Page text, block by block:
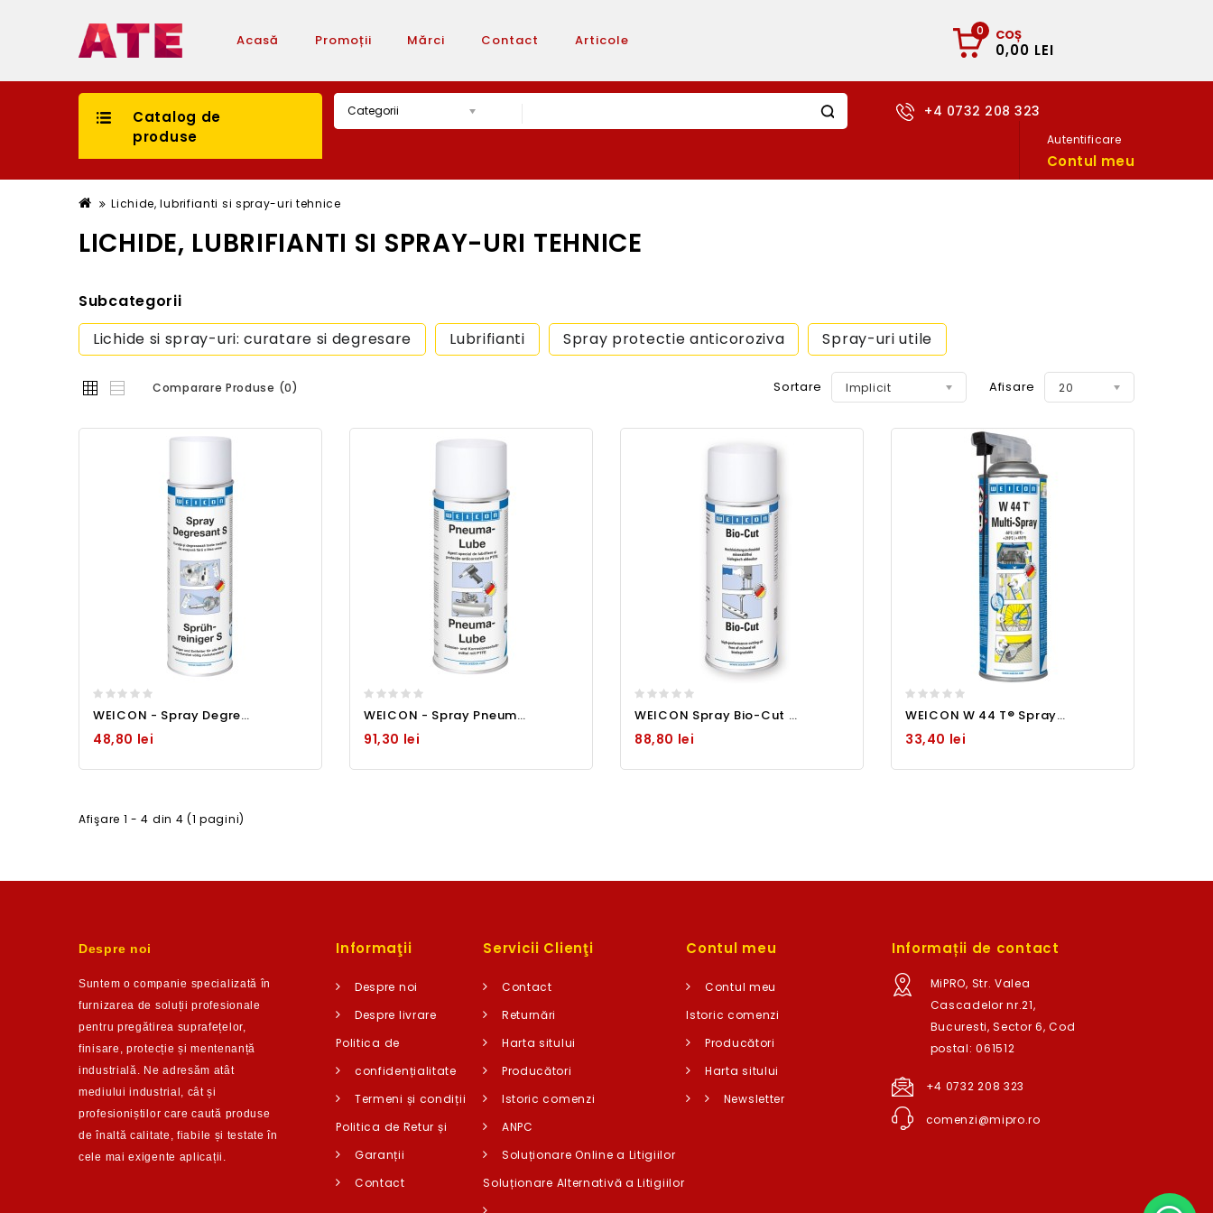
Acasă Promoții Mărci Contact Articole
0 COȘ
0,00 LEI
Catalog de
produse
+4 0732 208 323
Autentificare
Contul meu
Lichide, lubrifianti si spray-uri tehnice
LICHIDE, LUBRIFIANTI SI SPRAY-URI TEHNICE
Subcategorii
Lichide si spray-uri: curatare si degresare
Lubrifianti Spray protectie anticoroziva Spray-uri utile
Comparare Produse (0) Sortare Implicit Afisare 20
WEICON - Spray Degresant S - 500 ml-
48,80 lei
WEICON - Spray Pneuma Lube lubrifiere si mentenanta echip pneumatice - 400 ml
91,30 lei
WEICON Spray Bio-Cut - ulei de tăiere pentru toate clasele de oțel 400 ml
88,80 lei
WEICON W 44 T® Spray multifunctional 500ml cu aplicator In stoc
33,40 lei
Afişare 1 - 4 din 4 (1 pagini)
Informații de contact
MiPRO, Str. Valea
Cascadelor nr.21,
Bucuresti, Sector 6, Cod
postal: 061512
+4 0732 208 323
comenzi@mipro.ro
Despre noi
Suntem o companie specializată în
furnizarea de soluții profesionale
pentru pregătirea suprafețelor,
finisare, protecție și mentenanță
industrială. Ne adresăm atât
mediului industrial, cât și
profesioniștilor care caută produse
de înaltă calitate, fiabile și testate în
cele mai exigente aplicații.
Informaţii
Despre noi
Despre livrare
Politica de
confidențialitate
Termeni și condiții
Politica de Retur și
Garanții
Contact
Servicii Clienţi
Contact
Returnări
Harta sitului
Producători
Istoric comenzi
ANPC
Soluționare Online a Litigiilor
Soluționare Alternativă a Litigiilor
Contul meu
Contul meu
Istoric comenzi
Producători
Harta sitului
Newsletter